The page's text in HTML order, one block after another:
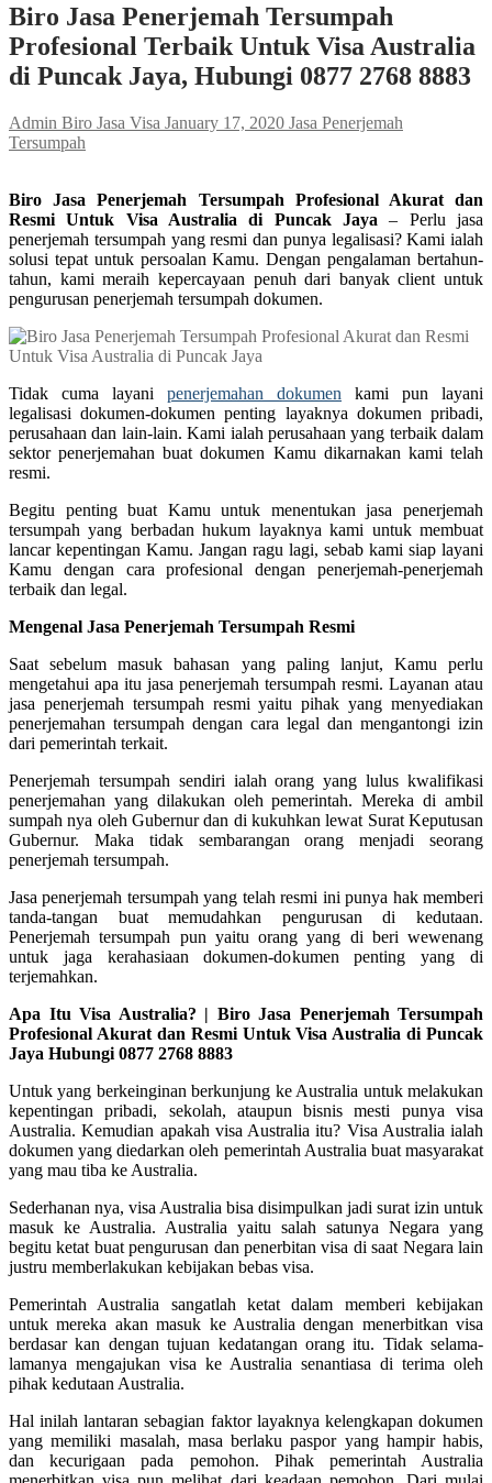
Biro Jasa Penerjemah Tersumpah
Profesional Terbaik Untuk Visa Australia
di Puncak Jaya, Hubungi 0877 2768 8883
Admin Biro Jasa Visa January 17, 2020 Jasa Penerjemah
Tersumpah
Biro Jasa Penerjemah Tersumpah Profesional Akurat dan
Resmi Untuk Visa Australia di Puncak Jaya – Perlu jasa
penerjemah tersumpah yang resmi dan punya legalisasi? Kami ialah
solusi tepat untuk persoalan Kamu. Dengan pengalaman bertahun-
tahun, kami meraih kepercayaan penuh dari banyak client untuk
pengurusan penerjemah tersumpah dokumen.
Tidak cuma layani penerjemahan dokumen kami pun layani
legalisasi dokumen-dokumen penting layaknya dokumen pribadi,
perusahaan dan lain-lain. Kami ialah perusahaan yang terbaik dalam
sektor penerjemahan buat dokumen Kamu dikarnakan kami telah
resmi.
Begitu penting buat Kamu untuk menentukan jasa penerjemah
tersumpah yang berbadan hukum layaknya kami untuk membuat
lancar kepentingan Kamu. Jangan ragu lagi, sebab kami siap layani
Kamu dengan cara profesional dengan penerjemah-penerjemah
terbaik dan legal.
Mengenal Jasa Penerjemah Tersumpah Resmi
Saat sebelum masuk bahasan yang paling lanjut, Kamu perlu
mengetahui apa itu jasa penerjemah tersumpah resmi. Layanan atau
jasa penerjemah tersumpah resmi yaitu pihak yang menyediakan
penerjemahan tersumpah dengan cara legal dan mengantongi izin
dari pemerintah terkait.
Penerjemah tersumpah sendiri ialah orang yang lulus kwalifikasi
penerjemahan yang dilakukan oleh pemerintah. Mereka di ambil
sumpah nya oleh Gubernur dan di kukuhkan lewat Surat Keputusan
Gubernur. Maka tidak sembarangan orang menjadi seorang
penerjemah tersumpah.
Jasa penerjemah tersumpah yang telah resmi ini punya hak memberi
tanda-tangan buat memudahkan pengurusan di kedutaan.
Penerjemah tersumpah pun yaitu orang yang di beri wewenang
untuk jaga kerahasiaan dokumen-dokumen penting yang di
terjemahkan.
Apa Itu Visa Australia? | Biro Jasa Penerjemah Tersumpah
Profesional Akurat dan Resmi Untuk Visa Australia di Puncak
Jaya Hubungi 0877 2768 8883
Untuk yang berkeinginan berkunjung ke Australia untuk melakukan
kepentingan pribadi, sekolah, ataupun bisnis mesti punya visa
Australia. Kemudian apakah visa Australia itu? Visa Australia ialah
dokumen yang diedarkan oleh pemerintah Australia buat masyarakat
yang mau tiba ke Australia.
Sederhanan nya, visa Australia bisa disimpulkan jadi surat izin untuk
masuk ke Australia. Australia yaitu salah satunya Negara yang
begitu ketat buat pengurusan dan penerbitan visa di saat Negara lain
justru memberlakukan kebijakan bebas visa.
Pemerintah Australia sangatlah ketat dalam memberi kebijakan
untuk mereka akan masuk ke Australia dengan menerbitkan visa
berdasar kan dengan tujuan kedatangan orang itu. Tidak selama-
lamanya mengajukan visa ke Australia senantiasa di terima oleh
pihak kedutaan Australia.
Hal inilah lantaran sebagian faktor layaknya kelengkapan dokumen
yang memiliki masalah, masa berlaku paspor yang hampir habis,
dan kecurigaan pada pemohon. Pihak pemerintah Australia